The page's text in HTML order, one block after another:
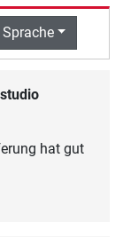
Sprache
hat gut